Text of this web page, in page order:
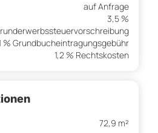
auf Anfrage
3,5 %
% Grundbucheintragungsgebühr
1,2 % Rechtskosten
72,9 m²